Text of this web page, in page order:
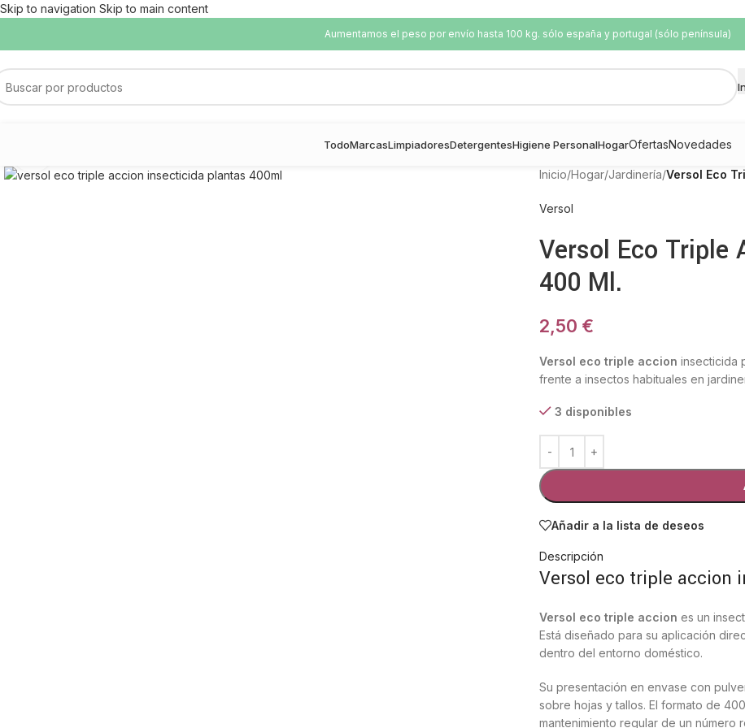
Skip to navigation Skip to main content
Aumentamos el peso por envío hasta 100 kg. sólo españa y portugal (sólo península)
TodoMarcasLimpiadoresDetergentesHigiene PersonalHogarOfertasNovedades
Inicio/Hogar/Jardinería/Versol Eco
Versol
Versol Eco Triple
400 Ml.
2,50 €
Versol eco triple accion insecticida
frente a insectos habituales en
3 disponibles
Añadir a la lista de deseos
Descripción
Versol eco triple accion
Versol eco triple accion es un
Está diseñado para su aplicación
dentro del entorno doméstico.
Su presentación en envase con
sobre hojas y tallos. El formato de
mantenimiento regular de un número